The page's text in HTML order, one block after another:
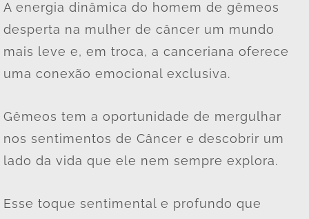
A energia dinâmica do homem de gêmeos
desperta na mulher de câncer um mundo
mais leve e, em troca, a canceriana oferece
uma conexão emocional exclusiva.
Gêmeos tem a oportunidade de mergulhar
nos sentimentos de Câncer e descobrir um
lado da vida que ele nem sempre explora.
Esse toque sentimental e profundo que